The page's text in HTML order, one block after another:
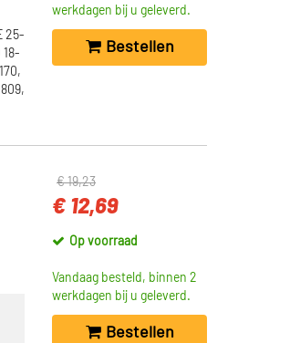
25-
18-
werkdagen bij u geleverd.
Bestellen
€ 19,23
€ 12,69
Op voorraad
Vandaag besteld, binnen 2
werkdagen bij u geleverd.
Bestellen